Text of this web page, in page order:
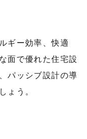
ギー効率、快適
面で優れた住宅設
パッシブ設計の導
ょう。